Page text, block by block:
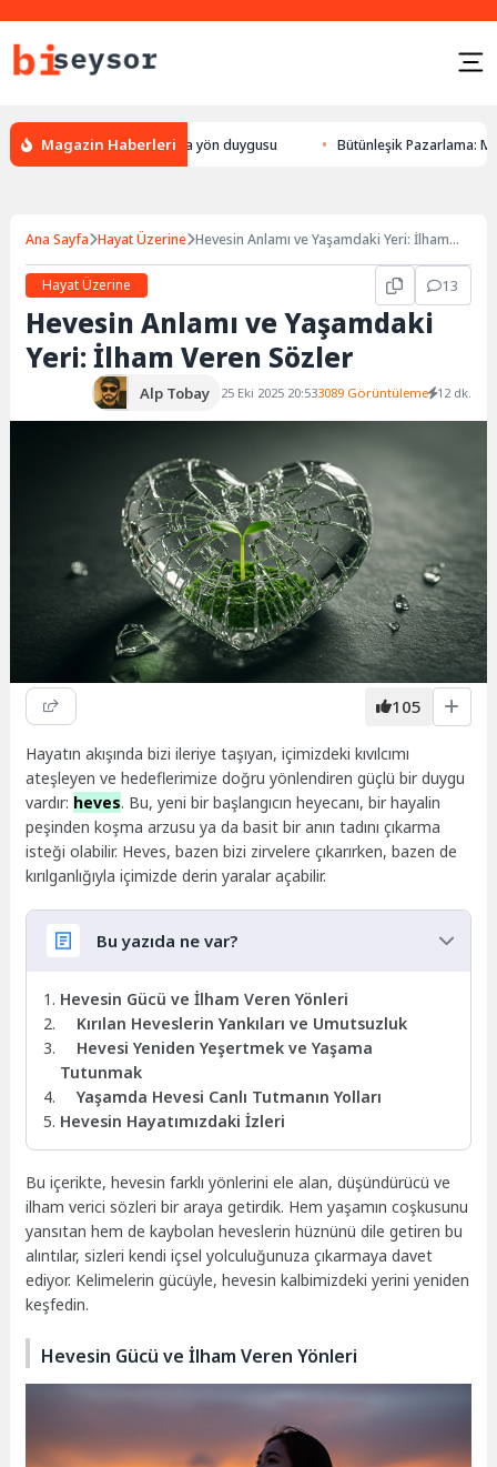
Magazin Haberleri
hayvanlarda yön duygusu Bütünleşik Pazarlama: Markalarla
Ana Sayfa Hayat Üzerine Hevesin Anlamı ve Yaşamdaki Yeri: İlham
Hayat Üzerine
13
Hevesin Anlamı ve Yaşamdaki
Yeri: İlham Veren Sözler
Alp Tobay 25 Eki 2025 20:533089 Görüntüleme 12 dk.
105
Hayatın akışında bizi ileriye taşıyan, içimizdeki kıvılcımı
ateşleyen ve hedeflerimize doğru yönlendiren güçlü bir duygu
vardır: heves. Bu, yeni bir başlangıcın heyecanı, bir hayalin
peşinden koşma arzusu ya da basit bir anın tadını çıkarma
isteği olabilir. Heves, bazen bizi zirvelere çıkarırken, bazen de
kırılganlığıyla içimizde derin yaralar açabilir.
Bu yazıda ne var?
Hevesin Gücü ve İlham Veren Yönleri
Kırılan Heveslerin Yankıları ve Umutsuzluk
Hevesi Yeniden Yeşertmek ve Yaşama
Tutunmak
Yaşamda Hevesi Canlı Tutmanın Yolları
Hevesin Hayatımızdaki İzleri
Bu içerikte, hevesin farklı yönlerini ele alan, düşündürücü ve
ilham verici sözleri bir araya getirdik. Hem yaşamın coşkusunu
yansıtan hem de kaybolan heveslerin hüznünü dile getiren bu
alıntılar, sizleri kendi içsel yolculuğunuza çıkarmaya davet
ediyor. Kelimelerin gücüyle, hevesin kalbimizdeki yerini yeniden
keşfedin.
Hevesin Gücü ve İlham Veren Yönleri